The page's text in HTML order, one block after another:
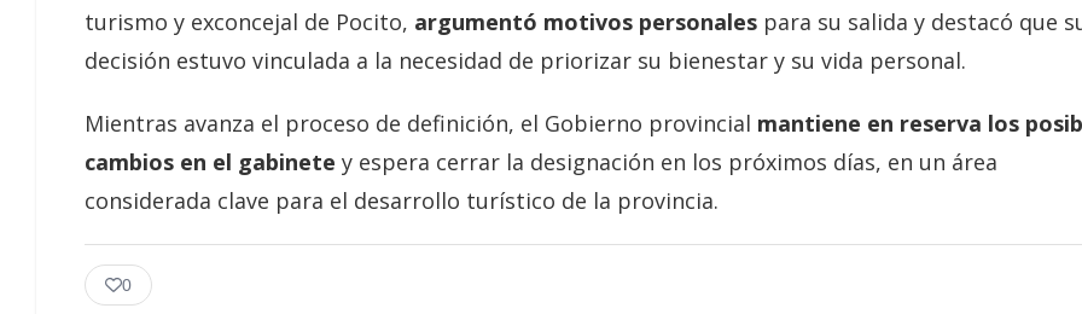
turismo y exconcejal de Pocito, argumentó motivos personales para su salida y destacó que
decisión estuvo vinculada a la necesidad de priorizar su bienestar y su vida personal.
Mientras avanza el proceso de definición, el Gobierno provincial mantiene en reserva los
cambios en el gabinete y espera cerrar la designación en los próximos días, en un área
considerada clave para el desarrollo turístico de la provincia.
0